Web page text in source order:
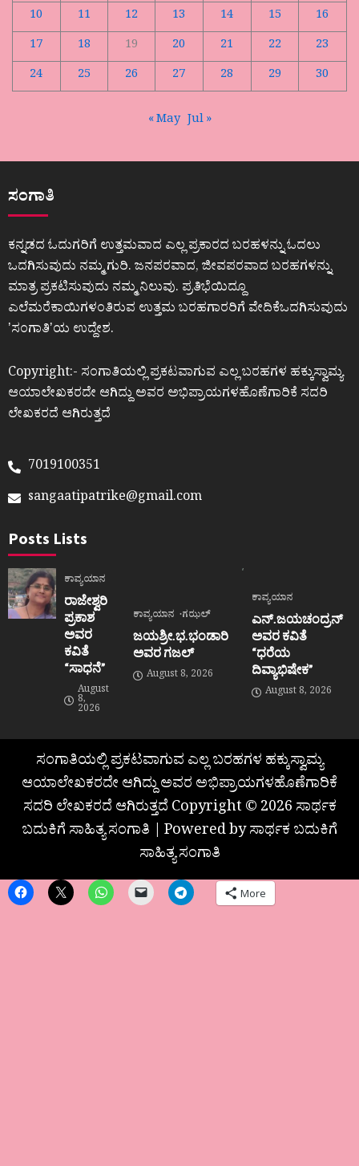
10
11 12 13 14 15
16
17
18 19 20 21 22
23
24
25 26 27 28 29 30
« May Jul »
ಸಂಗಾತಿ
ಕನ್ನಡದ ಓದುಗರಿಗೆ ಉತ್ತಮವಾದ ಎಲ್ಲ ಪ್ರಕಾರದ ಬರಹಳನ್ನು ಓದಲು
ಒದಗಿಸುವುದು ನಮ್ಮ ಗುರಿ. ಜನಪರವಾದ, ಜೀವಪರವಾದ ಬರಹಗಳನ್ನು
ಮಾತ್ರ ಪ್ರಕಟಿಸುವುದು ನಮ್ಮ ನಿಲುವು. ಪ್ರತಿಭೆಯಿದ್ದೂ
ಎಲೆಮರೆಕಾಯಿಗಳಂತಿರುವ ಉತ್ತಮ ಬರಹಗಾರರಿಗೆ ವೇದಿಕೆಒದಗಿಸುವುದು
ʼಸಂಗಾತಿʼಯ ಉದ್ದೇಶ.
Copyright:- ಸಂಗಾತಿಯಲ್ಲಿ ಪ್ರಕಟವಾಗುವ ಎಲ್ಲ ಬರಹಗಳ ಹಕ್ಕುಸ್ವಾಮ್ಯ
ಆಯಾಲೇಖಕರದೇ ಆಗಿದ್ದು ಅವರ ಅಭಿಪ್ರಾಯಗಳಹೊಣೆಗಾರಿಕೆ ಸದರಿ
ಲೇಖಕರದೆ ಆಗಿರುತ್ತದೆ
7019100351
sangaatipatrike@gmail.com
Posts Lists
ಕಾವ್ಯಯಾನ
ರಾಜೇಶ್ವರಿ
ಪ್ರಕಾಶ
ಅವರ
ಕವಿತೆ
“ಸಾಧನೆ”
August
8,
2026
ಕಾವ್ಯಯಾನ ಗಝಲ್
ಜಯಶ್ರೀ.ಭ.ಭಂಡಾರಿ
ಅವರ ಗಜಲ್
August 8, 2026
ಕಾವ್ಯಯಾನ
ಎನ್.ಜಯಚಂದ್ರನ್
ಅವರ ಕವಿತೆ
“ಧರೆಯ
ದಿವ್ಯಾಭಿಷೇಕ”
August 8, 2026
ಸಂಗಾತಿಯಲ್ಲಿ ಪ್ರಕಟವಾಗುವ ಎಲ್ಲ ಬರಹಗಳ ಹಕ್ಕುಸ್ವಾಮ್ಯ
ಆಯಾಲೇಖಕರದೇ ಆಗಿದ್ದು ಅವರ ಅಭಿಪ್ರಾಯಗಳಹೊಣೆಗಾರಿಕೆ
ಸದರಿ ಲೇಖಕರದೆ ಆಗಿರುತ್ತದೆ Copyright © 2026 ಸಾರ್ಥಕ
ಬದುಕಿಗೆ ಸಾಹಿತ್ಯ ಸಂಗಾತಿ | Powered by ಸಾರ್ಥಕ ಬದುಕಿಗೆ
ಸಾಹಿತ್ಯ ಸಂಗಾತಿ
More